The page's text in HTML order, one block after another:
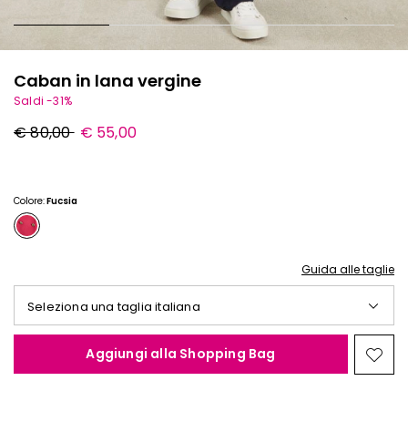
Caban in lana vergine
Saldi -31%
Prezzo
originale
€ 80,00 Nuovo
prezzo
€ 55,00
Colore:Fucsia
Guida alle taglie
Seleziona una taglia italiana
Aggiungi alla Shopping Bag
nella